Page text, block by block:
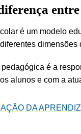
entre
é um modelo
diferentes dimensões
é a
alunos e com a
DA